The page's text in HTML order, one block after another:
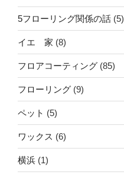
5フローリング関係の話 (5)
イエ 家 (8)
フロアコーティング (85)
フローリング (9)
ペット (5)
ワックス (6)
横浜 (1)